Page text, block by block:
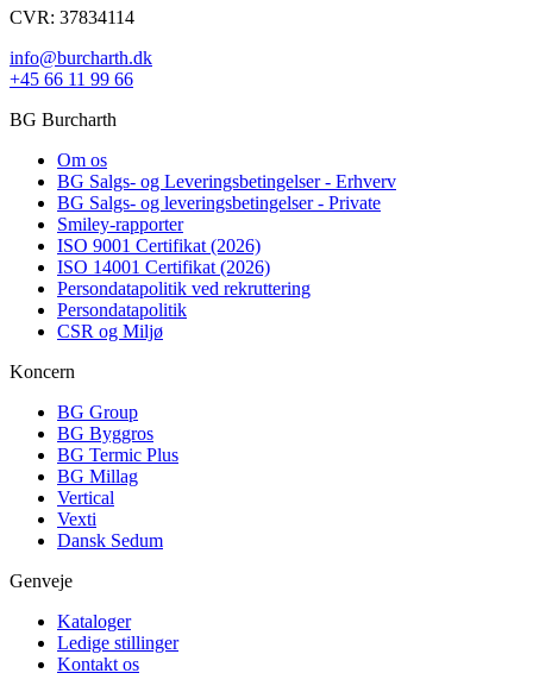
CVR: 37834114
info@burcharth.dk
+45 66 11 99 66
BG Burcharth
Om os
BG Salgs- og Leveringsbetingelser - Erhverv
BG Salgs- og leveringsbetingelser - Private
Smiley-rapporter
ISO 9001 Certifikat (2026)
ISO 14001 Certifikat (2026)
Persondatapolitik ved rekruttering
Persondatapolitik
CSR og Miljø
Koncern
BG Group
BG Byggros
BG Termic Plus
BG Millag
Vertical
Vexti
Dansk Sedum
Genveje
Kataloger
Ledige stillinger
Kontakt os